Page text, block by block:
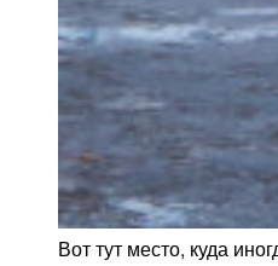
Вот тут место, куда